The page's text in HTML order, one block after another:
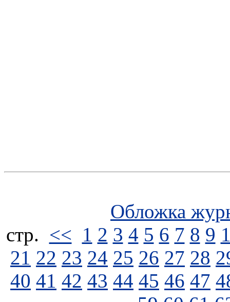
Обложка
стp. << 1 2 3 4 5 6 7 8 9
21 22 23 24 25 26 27 28
40 41 42 43 44 45 46 47